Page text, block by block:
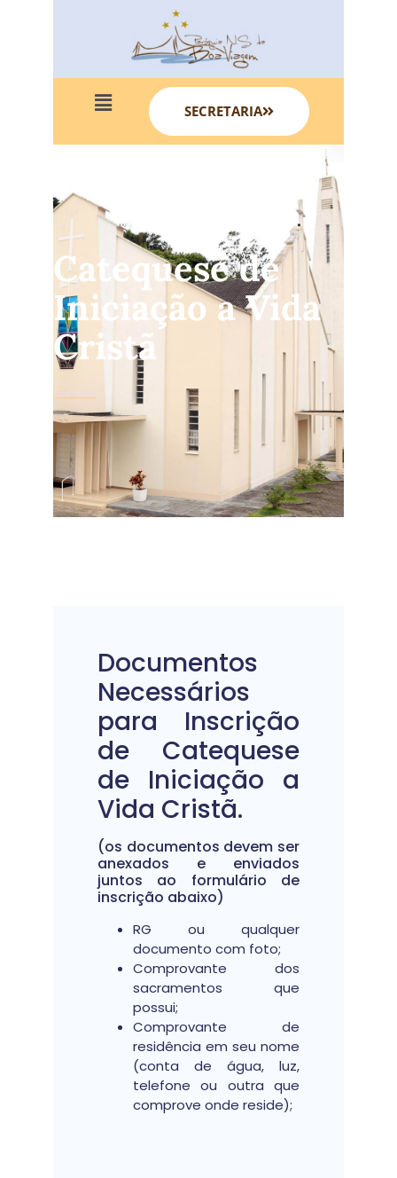
SECRETARIA
Catequese de
Iniciação a Vida
Cristã
Documentos
Necessários
para Inscrição
de Catequese
de Iniciação a
Vida Cristã.
(os documentos devem ser
anexados e enviados
juntos ao formulário de
inscrição abaixo)
RG ou qualquer
documento com foto;
Comprovante dos
sacramentos que
possui;
Comprovante de
residência em seu nome
(conta de água, luz,
telefone ou outra que
comprove onde reside);